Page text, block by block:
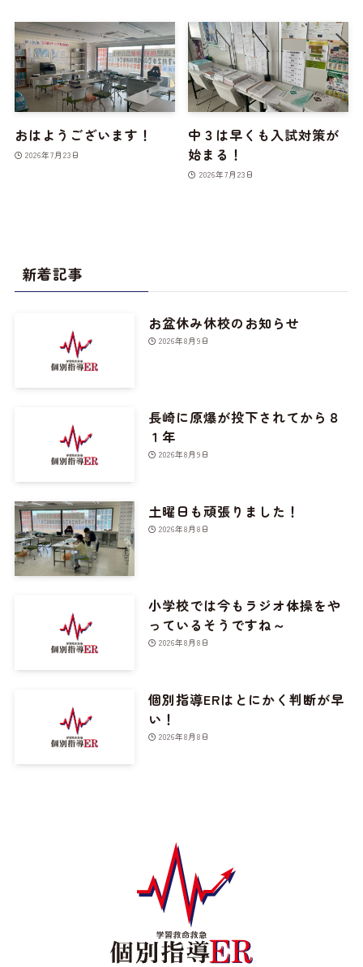
おはようございます！
2026年7月23日
中３は早くも入試対策が
始まる！
2026年7月23日
新着記事
お盆休み休校のお知らせ
2026年8月9日
長崎に原爆が投下されてから８
１年
2026年8月9日
土曜日も頑張りました！
2026年8月8日
小学校では今もラジオ体操をや
っているそうですね～
2026年8月8日
個別指導ERはとにかく判断が早
い！
2026年8月8日